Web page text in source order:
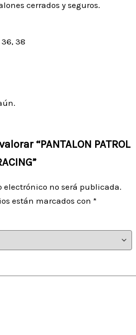
cerrados y seguros.
38
“PANTALON PATROL
electrónico no será publicada.
están marcados con *